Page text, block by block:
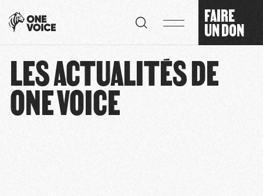
FAIRE
UN DON
LES ACTUALITÉS DE
ONE VOICE